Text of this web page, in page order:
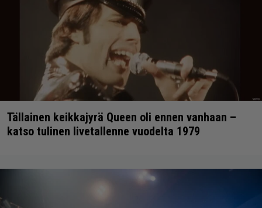
Tällainen keikkajyrä Queen oli ennen vanhaan –
katso tulinen livetallenne vuodelta 1979